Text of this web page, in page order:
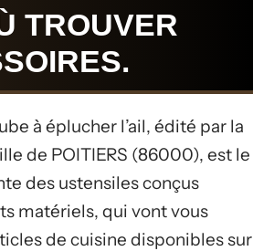
TROUVER
à éplucher l’ail, édité par la
de POITIERS (86000), est le
des ustensiles conçus
matériels, qui vont vous
de cuisine disponibles sur